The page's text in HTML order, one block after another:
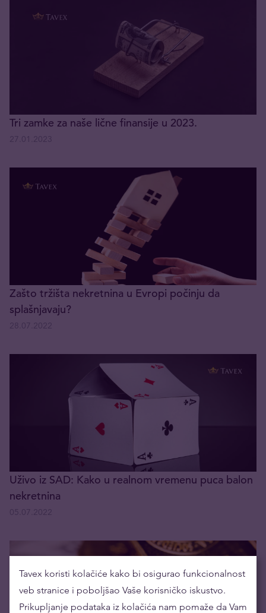
Tri zamke za naše lične finansije u 2023.
Zašto tržišta nekretnina u Evropi počinju da
splašnjavaju?
Uživo iz SAD: Kako u realnom vremenu puca balon
nekretnina
Tavex koristi kolačiće kako bi osigurao funkcionalnost
veb stranice i poboljšao Vaše korisničko iskustvo.
Prikupljanje podataka iz kolačića nam pomaže da Vam